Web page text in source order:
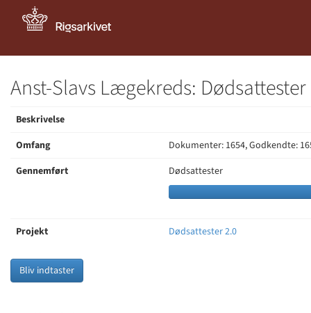
Anst-Slavs Lægekreds: Dødsattester
Beskrivelse
Omfang
Dokumenter: 1654, Godkendte:
Gennemført
Dødsattester
Projekt Dødsattester 2.0
Bliv indtaster